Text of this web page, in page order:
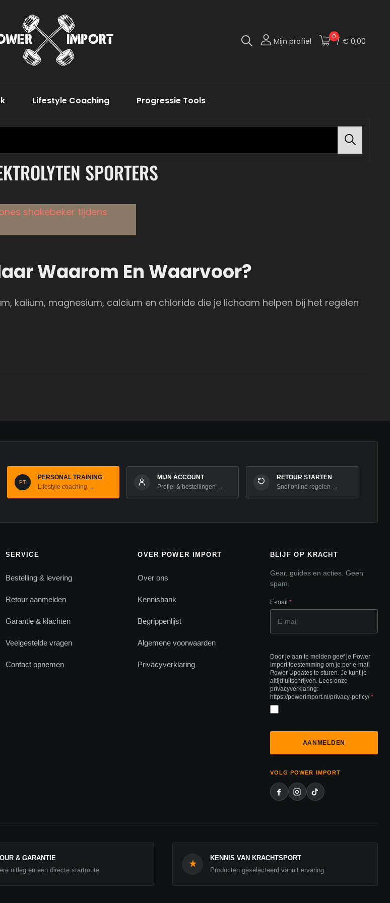
Mijn profiel 0/ € 0,00
Lifestyle Coaching Progressie Tools
SPORTERS
Waarom En Waarvoor?
kalium, magnesium, calcium en chloride die je lichaam helpen bij het regelen
PT
PERSONAL TRAINING
Lifestyle coaching →
MIJN ACCOUNT
Profiel & bestellingen →
RETOUR STARTEN
Snel online regelen →
SERVICE
Bestelling & levering
Retour aanmelden
Garantie & klachten
Veelgestelde vragen
Contact opnemen
OVER POWER IMPORT
Over ons
Kennisbank
Begrippenlijst
Algemene voorwaarden
Privacyverklaring
BLIJF OP KRACHT
Gear, guides en acties. Geen
spam.
E-mail *
Door je aan te melden geef je Power
Import toestemming om je per e-mail
Power Updates te sturen. Je kunt je
altijd uitschrijven. Lees onze
privacyverklaring:
https://powerimport.nl/privacy-policy/*
VOLG POWER IMPORT
& GARANTIE
uitleg en een directe startroute
★
KENNIS VAN KRACHTSPORT
Producten geselecteerd vanuit ervaring